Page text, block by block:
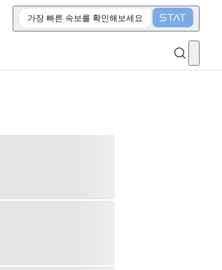
가장 빠른 속보를 확인해보세요